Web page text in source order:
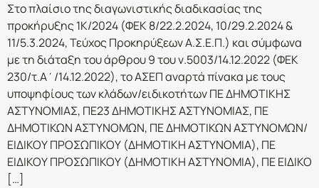
Στο πλαίσιο της διαγωνιστικής διαδικασίας της
προκήρυξης 1Κ/2024 (ΦΕΚ 8/22.2.2024, 10/29.2.2024 &
11/5.3.2024, Τεύχος Προκηρύξεων Α.Σ.Ε.Π.) και σύμφωνα
με τη διάταξη του άρθρου 9 του ν.5003/14.12.2022 (ΦΕΚ
230/τ.Α΄/14.12.2022), το ΑΣΕΠ αναρτά πίνακα με τους
υποψηφίους των κλάδων/ειδικοτήτων ΠΕ ΔΗΜΟΤΙΚΗΣ
ΑΣΤΥΝΟΜΙΑΣ, ΠΕ23 ΔΗΜΟΤΙΚΗΣ ΑΣΤΥΝΟΜΙΑΣ, ΠΕ
ΔΗΜΟΤΙΚΩΝ ΑΣΤΥΝΟΜΩΝ, ΠΕ ΔΗΜΟΤΙΚΩΝ ΑΣΤΥΝΟΜΩΝ/
ΕΙΔΙΚΟΥ ΠΡΟΣΩΠΙΚΟΥ (ΔΗΜΟΤΙΚΗ ΑΣΤΥΝΟΜΙΑ), ΠΕ
ΕΙΔΙΚΟΥ ΠΡΟΣΩΠΙΚΟΥ (ΔΗΜΟΤΙΚΗ ΑΣΤΥΝΟΜΙΑ), ΠΕ ΕΙΔΙΚΟ
[…]